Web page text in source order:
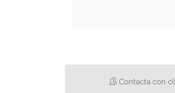
Contacta con